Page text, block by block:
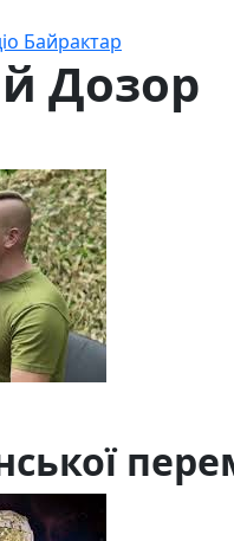
Байрактар
Дозор